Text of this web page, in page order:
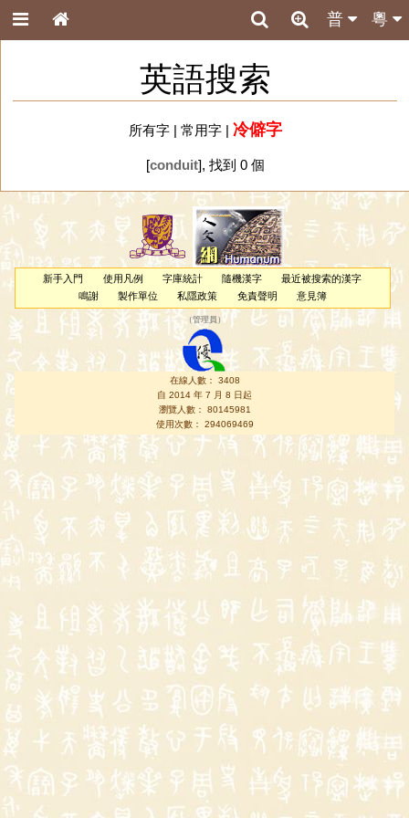
粵
普
英語搜索
所有字| 常用字| 冷僻字
[conduit], 找到 0 個
新手入門 使用凡例 字庫統計 隨機漢字
最近被搜索的漢字
鳴謝
製作單位 私隱政策 免責聲明 意見簿
（管理員 ）
在線人數： 3408
自 2014 年 7 月 8 日起
瀏覽人數： 80145981
使用次數： 294069469